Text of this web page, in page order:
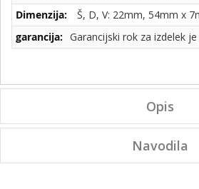
Š, D, V: 22mm, 54mm x
Garancijski rok za izdelek
Opis
Navodila